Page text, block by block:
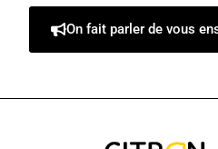
On fait parler de vous